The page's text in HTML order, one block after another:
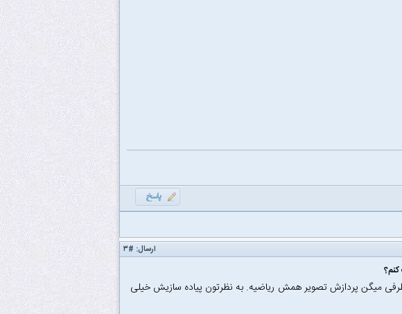
ارسال: #۳
میگن پردازش تصویر همش ریاضیه. به نظرتون پیاده سازیش خیلی